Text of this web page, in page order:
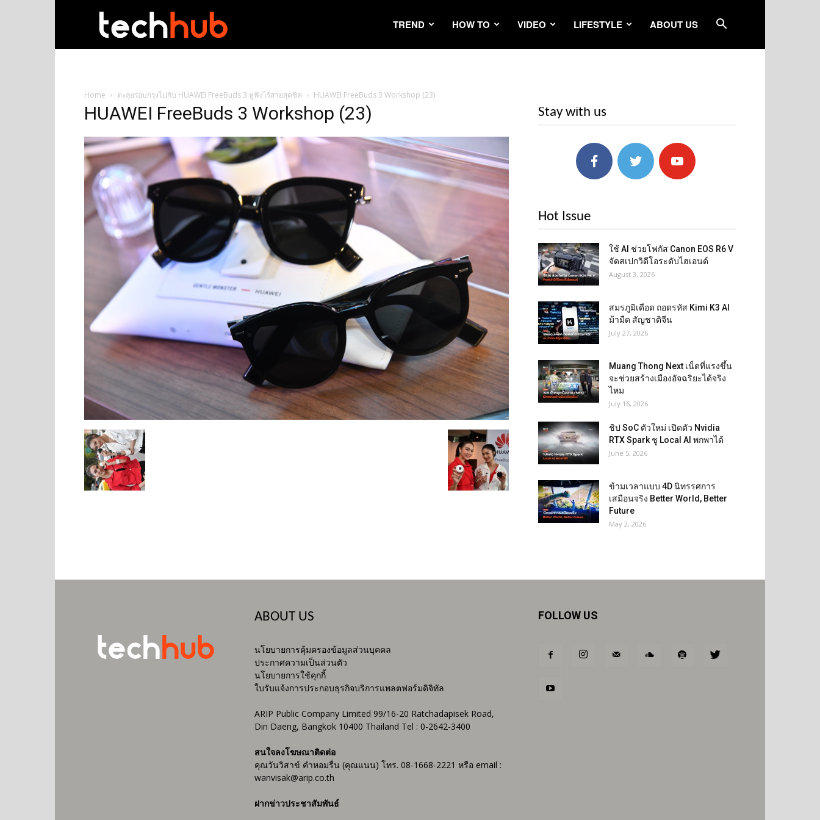
TREND HOW TO VIDEO LIFESTYLE ABOUT US
Home ตะลุยรอบกรุงไปกับ HUAWEI FreeBuds 3 หูฟังไร้สายสุดชิค HUAWEI FreeBuds 3 Workshop (23)
HUAWEI FreeBuds 3 Workshop (23) Stay with us
Hot Issue
ใช้ AI ช่วยโฟกัส Canon EOS R6 V
จัดสเปกวิดีโอระดับไฮเอนด์
August 3, 2026
สมรภูมิเดือด ถอดรหัส Kimi K3 AI
ม้ามืด สัญชาติจีน
July 27, 2026
Muang Thong Next เน็ตที่แรงขึ้น
จะช่วยสร้างเมืองอัจฉริยะได้จริง
ไหม
July 16, 2026
ชิป SoC ตัวใหม่ เปิดตัว Nvidia
RTX Spark ชู Local AI พกพาได้
June 5, 2026
ข้ามเวลาแบบ 4D นิทรรศการ
เสมือนจริง Better World, Better
Future
May 2, 2026
ABOUT US
นโยบายการคุ้มครองข้อมูลส่วนบุคคล
ประกาศความเป็นส่วนตัว
นโยบายการใช้คุกกี้
ใบรับแจ้งการประกอบธุรกิจบริการแพลตฟอร์มดิจิทัล
ARIP Public Company Limited 99/16-20 Ratchadapisek Road,
Din Daeng, Bangkok 10400 Thailand Tel : 0-2642-3400
สนใจลงโฆษณาติดต่อ
คุณวันวิสาข์ คำหอมรื่น (คุณแนน) โทร. 08-1668-2221 หรือ email :
wanvisak@arip.co.th
ฝากข่าวประชาสัมพันธ์
FOLLOW US